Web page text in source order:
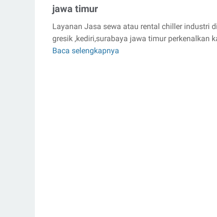
jawa timur
Layanan Jasa sewa atau rental chiller industri di
gresik ,kediri,surabaya jawa timur perkenalkan
Baca selengkapnya